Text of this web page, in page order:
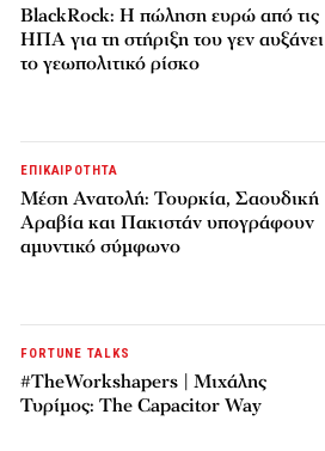
BlackRock: Η πώληση ευρώ από τις
ΗΠΑ για τη στήριξη του γεν αυξάνει
το γεωπολιτικό ρίσκο
ΕΠΙΚΑΙΡΟΤΗΤΑ
Μέση Ανατολή: Τουρκία, Σαουδική
Αραβία και Πακιστάν υπογράφουν
αμυντικό σύμφωνο
FORTUNE TALKS
#TheWorkshapers | Μιχάλης
Τυρίμος: The Capacitor Way